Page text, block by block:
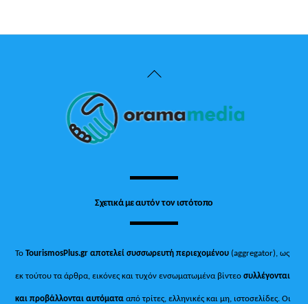
Back
Top
Σχετικά με αυτόν τον ιστότοπο
ΤοTourismosPlus.gr αποτελεί συσσωρευτή περιεχομένου (aggregator), ως
εκ τούτου τα άρθρα, εικόνες και τυχόν ενσωματωμένα βίντεοσυλλέγονται
και προβάλλονται αυτόματααπό τρίτες, ελληνικές και μη, ιστοσελίδες. Οι